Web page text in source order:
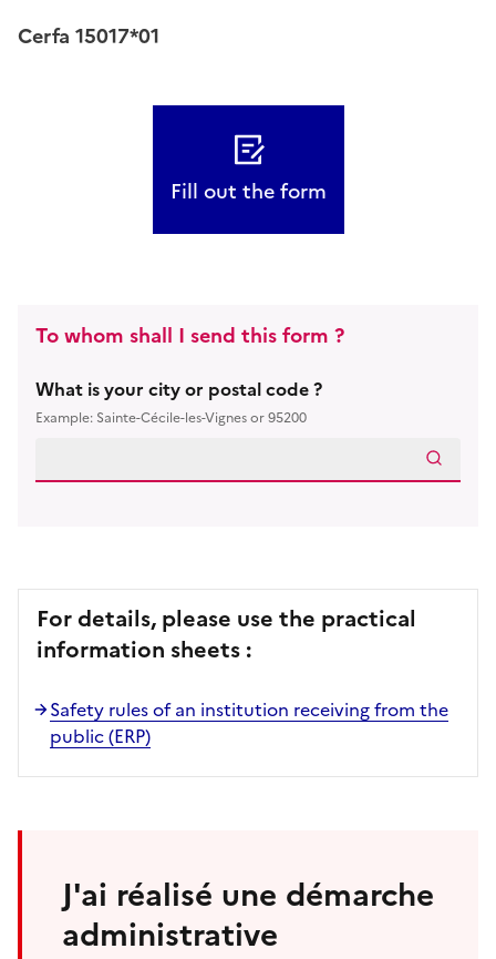
Cerfa 15017*01
Fill out the form
To whom shall I send this form ?
What is your city or postal code ?
Example: Sainte-Cécile-les-Vignes or 95200
For details, please use the practical
information sheets :
Safety rules of an institution receiving from the
public (ERP)
J'ai réalisé une démarche
administrative